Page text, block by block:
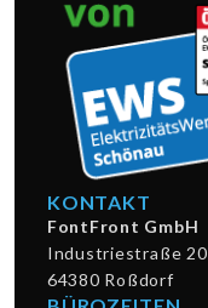
KONTAKT
FontFront GmbH
Industriestraße 20
64380 Roßdorf